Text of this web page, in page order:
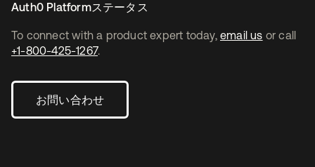
To connect with a product expert today, email us or call
+1-800-425-1267.
お問い合わせ
Auth0 Platformステータス